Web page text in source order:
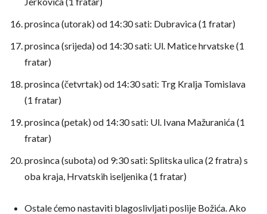
prosinca (utorak) od 14:30 sati: Dubravica (1 fratar)
prosinca (srijeda) od 14:30 sati: Ul. Matice hrvatske (1
fratar)
prosinca (četvrtak) od 14:30 sati: Trg Kralja Tomislava
(1 fratar)
prosinca (petak) od 14:30 sati: Ul. Ivana Mažuranića (1
fratar)
prosinca (subota) od 9:30 sati: Splitska ulica (2 fratra) s
oba kraja, Hrvatskih iseljenika (1 fratar)
Ostale ćemo nastaviti blagoslivljati poslije Božića. Ako